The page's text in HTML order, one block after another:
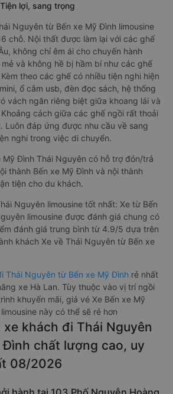
lợi, sang trọng
Nguyên từ Bến xe Mỹ Đình limousine
chỗ. Nội thất được làm lại với các ghế
không chỉ êm ái cho chuyến hành
và không hề bị hầm bí như các ghế
theo các ghế có nhiều tiện nghi hiện
ổ cắm usb, đèn đọc sách, hệ thống
vách ngăn riêng biệt giữa khoang lái và
cách giữa các ghế ngồi rất thoải
Luôn đáp ứng được nhu cầu về sang
nghi trong việc di chuyển.
Mỹ Đình Thái Nguyên có hỗ trợ đón/trả
thành Bến xe Mỹ Đình và nội thành
tiện cho du khách.
Nguyên limousine tốt nhất: Xe từ Bến
limousine được đánh giá chung có
đánh giá trung bình từ 4.9/5 dựa trên
khách Xe về Thái Nguyên từ Bến xe
Thái Nguyên từ Bến xe Mỹ Đình rẻ nhất
xe Hà Lan. Tùy thuộc vào vị trí ngồi
khuyến mãi, giá vé Xe Bến xe Mỹ
này có thể sẽ rẻ hơn
xe khách đi Thái Nguyên
chất lượng cao, uy
08/2026